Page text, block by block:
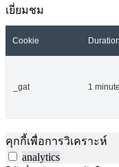
เยี่ยมชม
Cookie Duration
_gat 1 minute
คุกกี้เพื่อการวิเคราะห์
analytics